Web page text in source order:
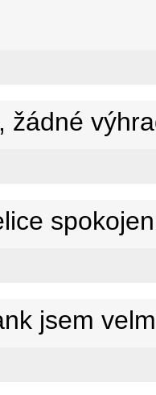
žádné
spokojen
jsem